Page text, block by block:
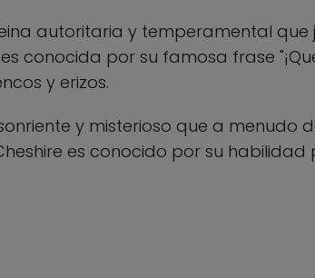
autoritaria y temperamental
conocida por su famosa frase
y erizos.
y misterioso que a menudo
es conocido por su